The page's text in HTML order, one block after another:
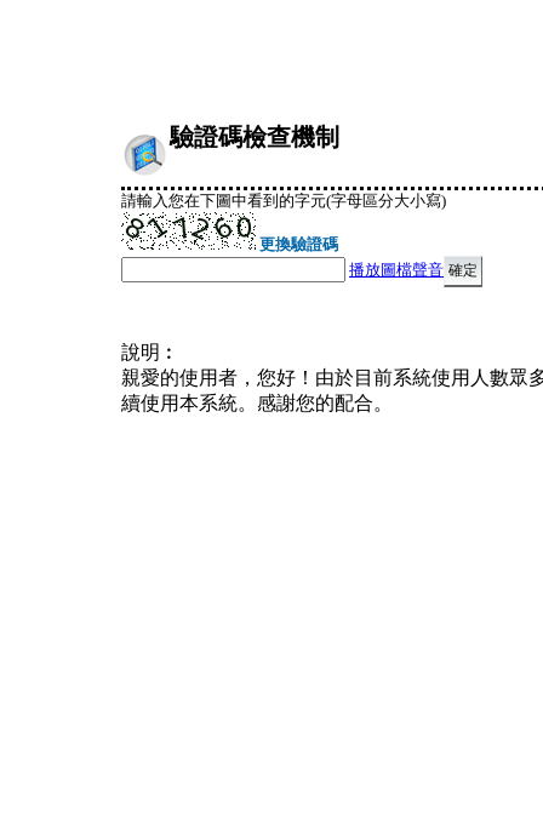
驗證碼檢查機制
請輸入您在下圖中看到的字元(字母區分大小寫)
更換驗證碼
播放圖檔聲音
說明︰
親愛的使用者，您好！由於目前系統使用人數眾
續使用本系統。感謝您的配合。